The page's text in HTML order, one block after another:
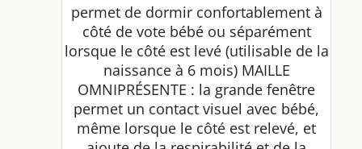
permet de dormir confortablement à
côté de vote bébé ou séparément
lorsque le côté est levé (utilisable de la
naissance à 6 mois) MAILLE
OMNIPRÉSENTE : la grande fenêtre
permet un contact visuel avec bébé,
même lorsque le côté est relevé, et